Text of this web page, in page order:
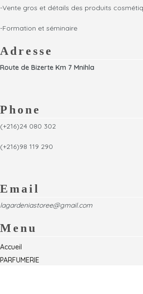
-Vente gros et détails des produits
-Formation et séminaire
Adresse
Route de Bizerte Km 7 Mnihla
Phone
(+216)24 080 302
(+216)98 119 290
Email
lagardeniastoree@gmail.com
Menu
Accueil
PARFUMERIE